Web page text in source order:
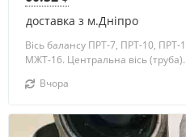
доставка з м.Дніпро
Вісь балансу ПРТ-7, ПРТ-10,
МЖТ-16. Центральна вісь
Вчора